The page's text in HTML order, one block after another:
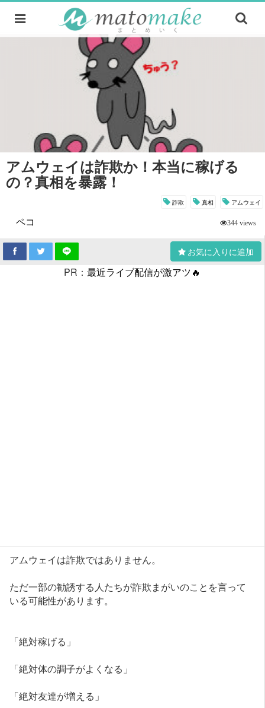
アムウェイは詐欺か！本当に稼げる
の？真相を暴露！
詐欺 真相 アムウェイ
ペコ 344 views
お気に入りに追加
PR： 最近ライブ配信が激アツ🔥
アムウェイは詐欺ではありません。
ただ一部の勧誘する人たちが詐欺まがいのことを言って
いる可能性があります。
「絶対稼げる」
「絶対体の調子がよくなる」
「絶対友達が増える」